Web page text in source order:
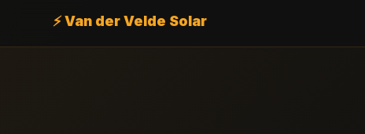
⚡ Van der Velde Solar